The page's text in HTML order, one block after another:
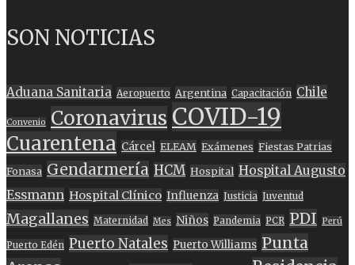
SON NOTICIAS
Aduana Sanitaria Aeropuerto Argentina Capacitación Chile
Convenio Coronavirus COVID-19
Cuarentena Cárcel ELEAM Exámenes Fiestas Patrias
Fonasa Gendarmería HCM Hospital Hospital Augusto
Essmann Hospital Clínico Influenza Justicia Juventud
Magallanes Maternidad Mes Niños Pandemia PCR PDI Perú
Puerto Edén Puerto Natales Puerto Williams Punta